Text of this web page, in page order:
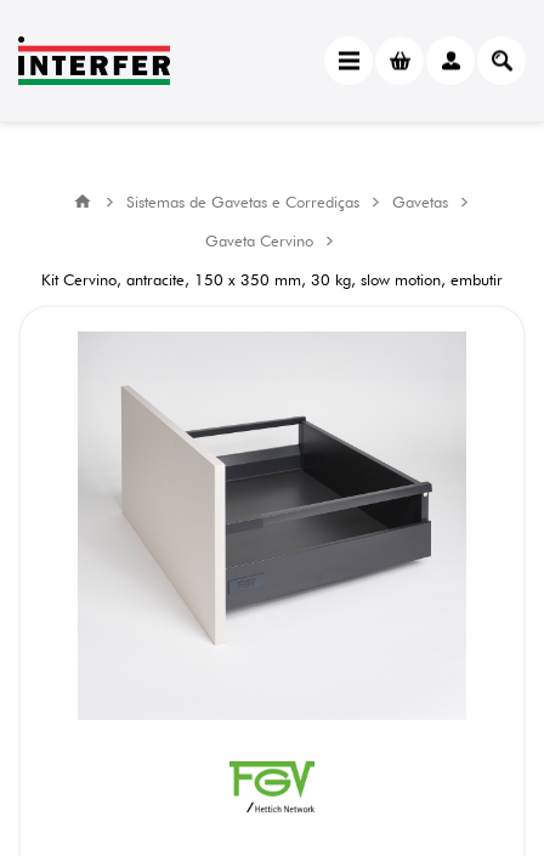
Sistemas de Gavetas e Corrediças
Gavetas
Gaveta Cervino
Kit Cervino, antracite, 150 x 350 mm, 30 kg, slow motion, embutir